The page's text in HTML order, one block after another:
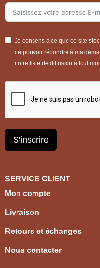
Je consens à ce que ce site
de pouvoir répondre à ma
notre liste de diffusion à tout
S'inscrire
SERVICE CLIENT
Mon compte
Livraison
Retours et échanges
Nous contacter